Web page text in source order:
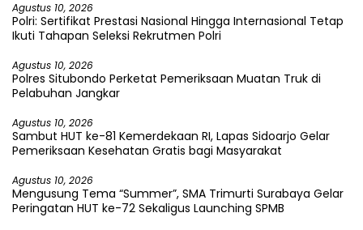
Agustus 10, 2026
Polri: Sertifikat Prestasi Nasional Hingga Internasional Tetap
Ikuti Tahapan Seleksi Rekrutmen Polri
Agustus 10, 2026
Polres Situbondo Perketat Pemeriksaan Muatan Truk di
Pelabuhan Jangkar
Agustus 10, 2026
Sambut HUT ke-81 Kemerdekaan RI, Lapas Sidoarjo Gelar
Pemeriksaan Kesehatan Gratis bagi Masyarakat
Agustus 10, 2026
Mengusung Tema “Summer”, SMA Trimurti Surabaya Gelar
Peringatan HUT ke-72 Sekaligus Launching SPMB